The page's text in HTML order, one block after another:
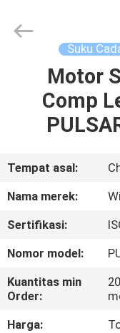
RUMAH
PRODUK
VIDEO
KAMI
TUR
PABRIK
Spare
Parts
Suku
Motor
Comp
Tempat asal:
Nama merek:
Sertifikasi:
Nomor model:
Kuantitas min
Order:
Harga: